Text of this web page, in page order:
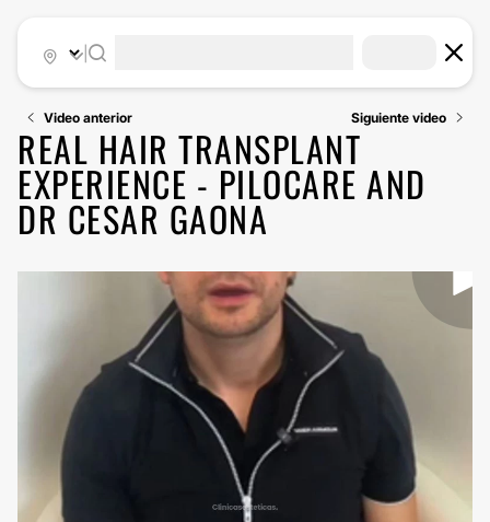
Video anterior Siguiente video
REAL HAIR TRANSPLANT
EXPERIENCE - PILOCARE AND
DR CESAR GAONA